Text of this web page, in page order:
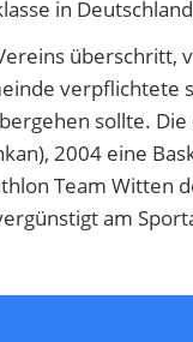
in
sollte.
2004 eine
Team
am